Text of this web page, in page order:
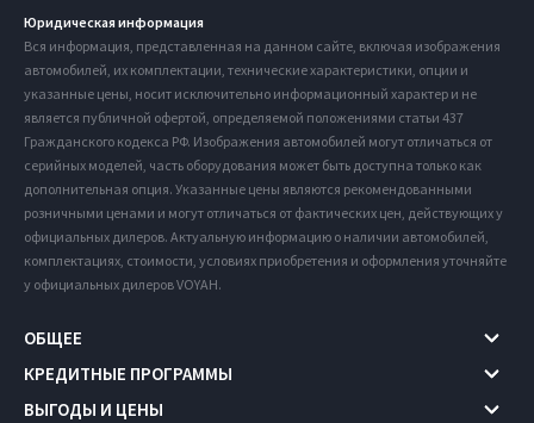
Юридическая информация
Вся информация, представленная на данном сайте, включая изображения
автомобилей, их комплектации, технические характеристики, опции и
указанные цены, носит исключительно информационный характер и не
является публичной офертой, определяемой положениями статьи 437
Гражданского кодекса РФ. Изображения автомобилей могут отличаться от
серийных моделей, часть оборудования может быть доступна только как
дополнительная опция. Указанные цены являются рекомендованными
розничными ценами и могут отличаться от фактических цен, действующих у
официальных дилеров. Актуальную информацию о наличии автомобилей,
комплектациях, стоимости, условиях приобретения и оформления уточняйте
у официальных дилеров VOYAH.
ОБЩЕЕ
КРЕДИТНЫЕ ПРОГРАММЫ
ВЫГОДЫ И ЦЕНЫ